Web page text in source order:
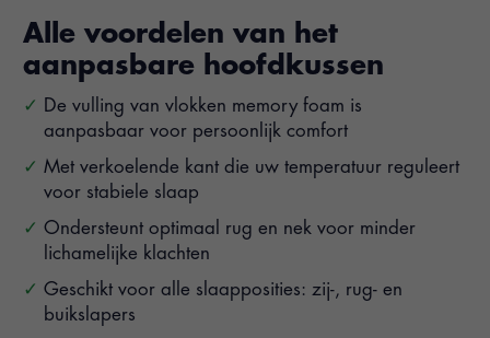
Alle voordelen van het
aanpasbare hoofdkussen
De vulling van vlokken memory foam is
aanpasbaar voor persoonlijk comfort
Met verkoelende kant die uw temperatuur reguleert
voor stabiele slaap
Ondersteunt optimaal rug en nek voor minder
lichamelijke klachten
Geschikt voor alle slaapposities: zij-, rug- en
buikslapers